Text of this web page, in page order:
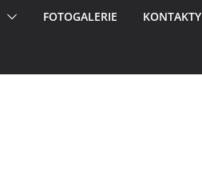
FOTOGALERIE KONTAKTY